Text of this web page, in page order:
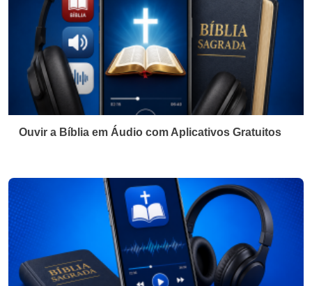
Ouvir a Bíblia em Áudio com Aplicativos Gratuitos